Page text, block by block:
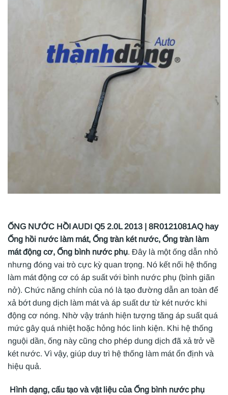
ỐNG NƯỚC HỒI AUDI Q5 2.0L 2013 | 8R0121081AQ hay
Ống hồi nước làm mát, Ống tràn két nước, Ống tràn làm
mát động cơ, Ống bình nước phụ. Đây là một ống dẫn nhỏ
nhưng đóng vai trò cực kỳ quan trọng. Nó kết nối hệ thống
làm mát động cơ có áp suất với bình nước phụ (bình giãn
nở). Chức năng chính của nó là tạo đường dẫn an toàn để
xả bớt dung dịch làm mát và áp suất dư từ két nước khi
động cơ nóng. Nhờ vậy tránh hiện tượng tăng áp suất quá
mức gây quá nhiệt hoặc hỏng hóc linh kiện. Khi hệ thống
nguội dần, ống này cũng cho phép dung dịch đã xả trở về
két nước. Vì vậy, giúp duy trì hệ thống làm mát ổn định và
hiệu quả.
Hình dạng, cấu tạo và vật liệu của Ống bình nước phụ